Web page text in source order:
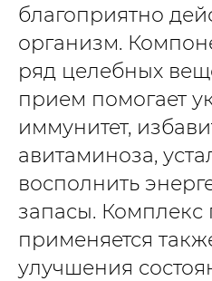
благоприятно
организм.
ряд целебных
прием помогает
иммунитет,
авитаминоза,
восполнить
запасы. Комплекс
применяется
улучшения